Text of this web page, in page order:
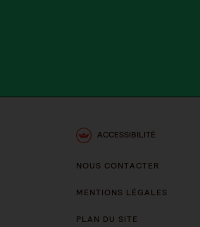
ACCESSIBILITÉ
NOUS CONTACTER
MENTIONS LÉGALES
PLAN DU SITE